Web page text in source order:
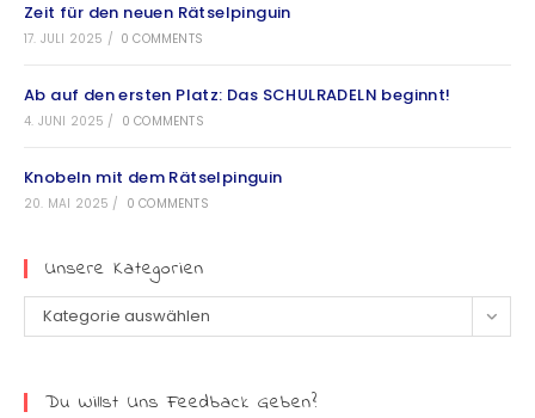
Zeit für den neuen Rätselpinguin
17. JULI 2025 / 0 COMMENTS
Ab auf den ersten Platz: Das SCHULRADELN beginnt!
4. JUNI 2025 / 0 COMMENTS
Knobeln mit dem Rätselpinguin
20. MAI 2025 / 0 COMMENTS
Unsere Kategorien
Kategorie auswählen
Du Willst Uns Feedback Geben?